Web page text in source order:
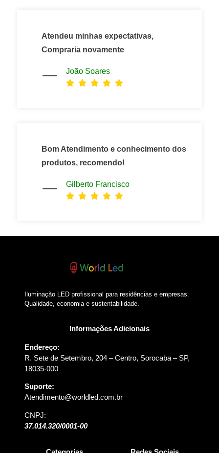
Atendeu minhas expectativas,
Compraria novamente
João Soares
Bom Atendimento e conhecimento dos
produtos, recomendo!
Gilberto Francisco
Iluminação LED profissional para residências e empresas.
Qualidade, economia e sustentabilidade.
Informações Adicionais
Endereço:
R. Sete de Setembro, 204 – Centro, Sorocaba – SP,
18035-000
Suporte:
Atendimento@worldled.com.br
CNPJ:
37.014.320/0001-00